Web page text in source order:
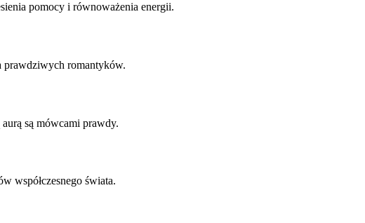
pomocy i równoważenia energii.
prawdziwych romantyków.
są mówcami prawdy.
współczesnego świata.